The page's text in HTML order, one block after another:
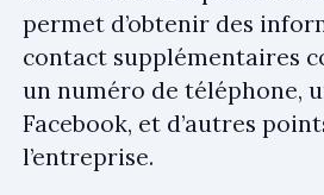
permet d’obtenir des
contact supplémentaires
un numéro de téléphone,
Facebook, et d’autres
l’entreprise.